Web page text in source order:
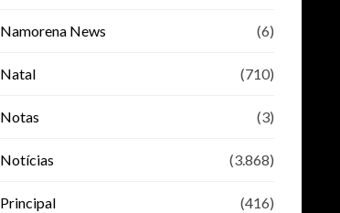
Namorena News (6)
Natal (710)
Notas (3)
Notícias (3.868)
Principal (416)